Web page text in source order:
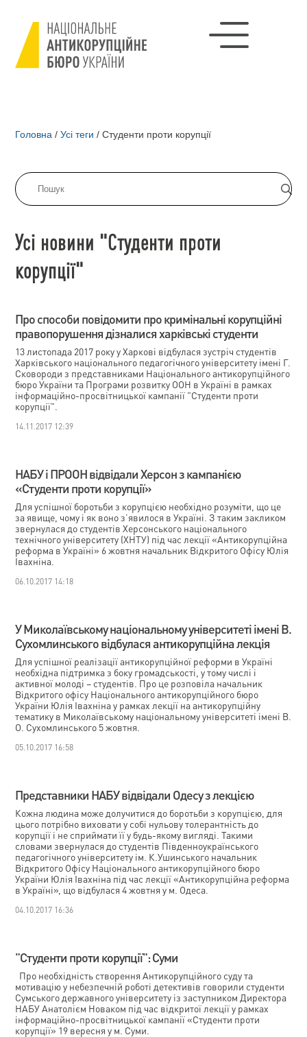
Головна / Усі теги / Студенти проти корупції
Усі новини "Студенти проти
корупції"
Про способи повідомити про кримінальні корупційні
правопорушення дізналися харківські студенти
13 листопада 2017 року у Харкові відбулася зустріч студентів
Харківського національного педагогічного університету імені Г.
Сковороди з представниками Національного антикорупційного
бюро України та Програми розвитку ООН в Україні в рамках
інформаційно-просвітницької кампанії "Студенти проти
корупції".
14.11.2017 12:39
НАБУ і ПРООН відвідали Херсон з кампанією
«Студенти проти корупції»
Для успішної боротьби з корупцією необхідно розуміти, що це
за явище, чому і як воно з’явилося в Україні. З таким закликом
звернулася до студентів Херсонського національного
технічного університету (ХНТУ) під час лекції «Антикорупційна
реформа в Україні» 6 жовтня начальник Відкритого Офісу Юлія
Івахніна.
06.10.2017 14:18
У Миколаївському національному університеті імені В.
Сухомлинського відбулася антикорупційна лекція
Для успішної реалізації антикорупційної реформи в Україні
необхідна підтримка з боку громадськості, у тому числі і
активної молоді – студентів. Про це розповіла начальник
Відкритого офісу Національного антикорупційного бюро
України Юлія Івахніна у рамках лекції на антикорупційну
тематику в Миколаївському національному університеті імені В.
О. Сухомлинського 5 жовтня.
05.10.2017 16:58
Представники НАБУ відвідали Одесу з лекцією
Кожна людина може долучитися до боротьби з корупцією, для
цього потрібно виховати у собі нульову толерантність до
корупції і не сприймати її у будь-якому вигляді. Такими
словами звернулася до студентів Південноукраїнського
педагогічного університету ім. К.Ушинського начальник
Відкритого Офісу Національного антикорупційного бюро
України Юлія Івахніна під час лекції «Антикорупційна реформа
в Україні», що відбулася 4 жовтня у м. Одеса.
04.10.2017 16:36
"Студенти проти корупції": Суми
Про необхідність створення Антикорупційного суду та
мотивацію у небезпечній роботі детективів говорили студенти
Сумського державного університету із заступником Директора
НАБУ Анатолієм Новаком під час відкритої лекції у рамках
інформаційно-просвітницької кампанії «Студенти проти
корупції» 19 вересня у м. Суми.